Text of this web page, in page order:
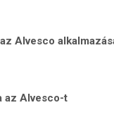
Alvesco
az Alvesco-t